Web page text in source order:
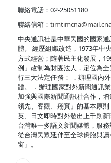
聯絡電話：02-25051180
聯絡信箱：
中央通訊社是中華民國的國家
體。 經歷組織改造，1973年中
方式經營；隨著民主化發展，
例」改制為財團法人，定位為
行三大法定任務： ．辦理國內
體。 ．辦理國家對外新聞通訊
加強與國際新聞通訊社合作，增
領先、客觀、翔實」的基本原則
英、日文即時對外發出上千則
台灣唯一多語文新聞媒體，服
從台灣民眾延伸至全球僑胞與
窗」。